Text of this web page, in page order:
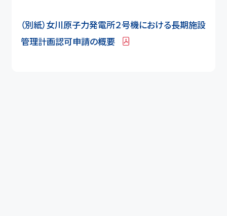
（別紙）女川原子力発電所２号機における長期施設
管理計画認可申請の概要